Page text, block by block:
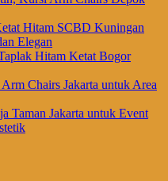
Hitam SCBD Kuningan
Elegan
Hitam Ketat Bogor
Chairs Jakarta untuk Area
Taman Jakarta untuk Event